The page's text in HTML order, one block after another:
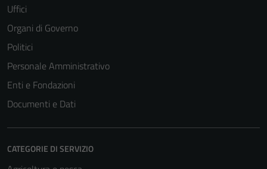
Uffici
Organi di Governo
Politici
Personale Amministrativo
Enti e Fondazioni
Documenti e Dati
CATEGORIE DI SERVIZIO